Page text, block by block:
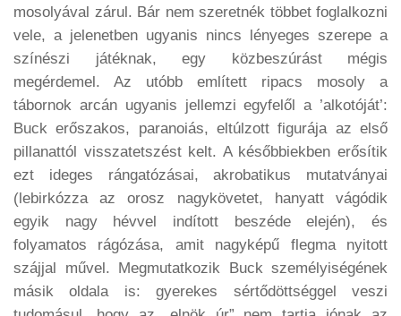
mosolyával zárul. Bár nem szeretnék többet foglalkozni
vele, a jelenetben ugyanis nincs lényeges szerepe a
színészi játéknak, egy közbeszúrást mégis
megérdemel. Az utóbb említett ripacs mosoly a
tábornok arcán ugyanis jellemzi egyfelől a ’alkotóját’:
Buck erőszakos, paranoiás, eltúlzott figurája az első
pillanattól visszatetszést kelt. A későbbiekben erősítik
ezt ideges rángatózásai, akrobatikus mutatványai
(lebirkózza az orosz nagykövetet, hanyatt vágódik
egyik nagy hévvel indított beszéde elején), és
folyamatos rágózása, amit nagyképű flegma nyitott
szájjal művel. Megmutatkozik Buck személyiségének
másik oldala is: gyerekes sértődöttséggel veszi